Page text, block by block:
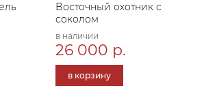
Восточный охотник с
соколом
в наличии
26 000 р.
в корзину